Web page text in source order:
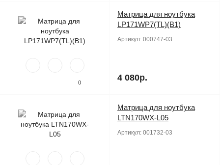
0
Матрица для ноутбука
LP171WP7(TL)(B1)
Артикул: 000747-03
4 080р.
Матрица для ноутбука
LTN170WX-L05
Артикул: 001732-03